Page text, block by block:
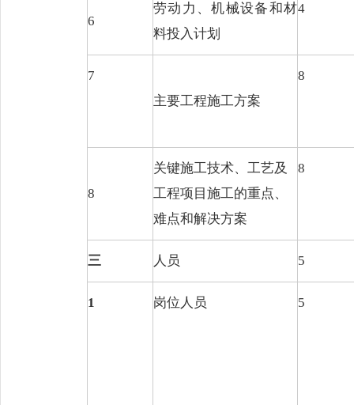
6
劳动力、机械设备和材
料投入计划
4
7
主要工程施工方案
8
8
关键施工技术、工艺及
工程项目施工的重点、
难点和解决方案
8
三 人员 5
1 岗位人员 5